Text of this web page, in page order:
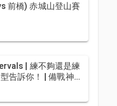
前橋) 赤城山登山賽
| 練不夠還是練
告訴你！ | 備戰神器